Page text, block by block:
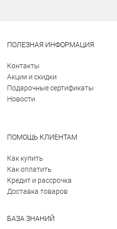
ПОЛЕЗНАЯ ИНФОРМАЦИЯ
Контакты
Акции и скидки
Подарочные сертификаты
Новости
ПОМОЩЬ КЛИЕНТАМ
Как купить
Как оплатить
Кредит и рассрочка
Доставка товаров
БАЗА ЗНАНИЙ